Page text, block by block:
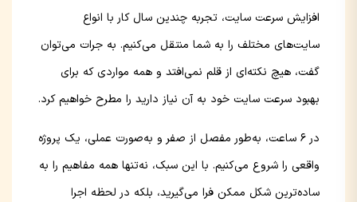
افزایش سرعت سایت، تجربه چندین سال کار با انواع
سایت‌های مختلف را به شما منتقل می‌کنیم. به جرات می‌توان
گفت، هیچ نکته‌ای از قلم نمی‌افتد و همه مواردی که برای
بهبود سرعت سایت خود به آن نیاز دارید را مطرح خواهیم کرد.
در 6 ساعت، به‌طور مفصل از صفر و به‌صورت عملی، یک پروژه
واقعی را شروع می‌کنیم. با این سبک، نه‌تنها همه مفاهیم را به
ساده‌ترین شکل ممکن فرا می‌گیرید، بلکه در لحظه اجرا